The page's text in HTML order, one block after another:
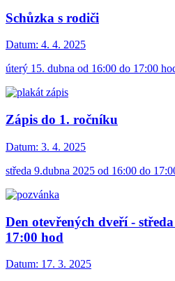
Schůzka s rodiči
Datum: 4. 4. 2025
úterý 15. dubna od 16:00 do 17:00
Zápis do 1. ročníku
Datum: 3. 4. 2025
středa 9.dubna 2025 od 16:00 do
Den otevřených dveří -
17:00 hod
Datum: 17. 3. 2025